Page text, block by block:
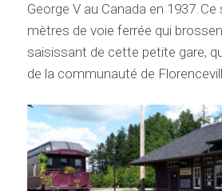
George V au Canada en 1937.
mètres de voie ferrée qui
saisissant de cette petite gare,
de la communauté de